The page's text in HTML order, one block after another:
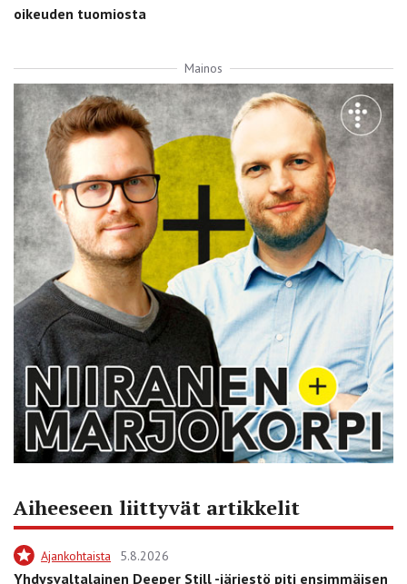
oikeuden tuomiosta
Mainos
Aiheeseen liittyvät artikkelit
Ajankohtaista 5.8.2026
Yhdysvaltalainen Deeper Still -järjestö piti ensimmäisen